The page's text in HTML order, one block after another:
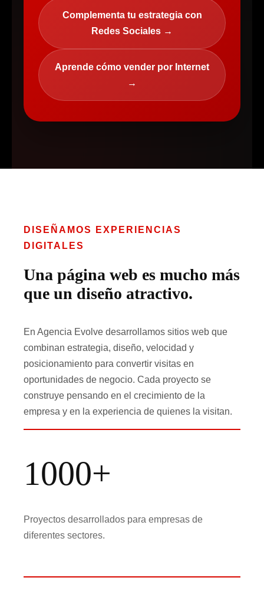
Complementa tu estrategia con
Redes Sociales →
Aprende cómo vender por Internet
→
DISEÑAMOS EXPERIENCIAS
DIGITALES
Una página web es mucho más
que un diseño atractivo.
En Agencia Evolve desarrollamos sitios web que
combinan estrategia, diseño, velocidad y
posicionamiento para convertir visitas en
oportunidades de negocio. Cada proyecto se
construye pensando en el crecimiento de la
empresa y en la experiencia de quienes la visitan.
1000+
Proyectos desarrollados para empresas de
diferentes sectores.